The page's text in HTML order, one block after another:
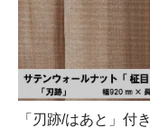
「刃跡/はあと」付